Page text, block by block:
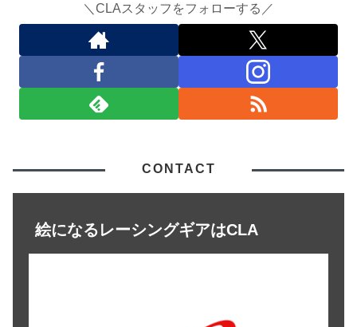
＼CLAスタッフをフォローする／
CONTACT
絵になるレーシングギアはCLA